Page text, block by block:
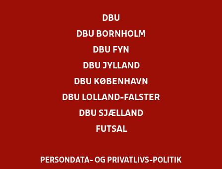
DBU
DBU BORNHOLM
DBU FYN
DBU JYLLAND
DBU KØBENHAVN
DBU LOLLAND-FALSTER
DBU SJÆLLAND
FUTSAL
PERSONDATA- OG PRIVATLIVS-POLITIK